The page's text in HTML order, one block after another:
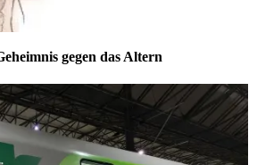
gegen das Altern